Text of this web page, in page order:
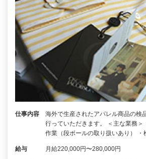
仕事内容
海外で生産されたアパレル商品の検
行っていただきます。 ＜主な業務＞
作業（段ボールの取り扱いあり） ・
給与 月給220,000円〜280,000円